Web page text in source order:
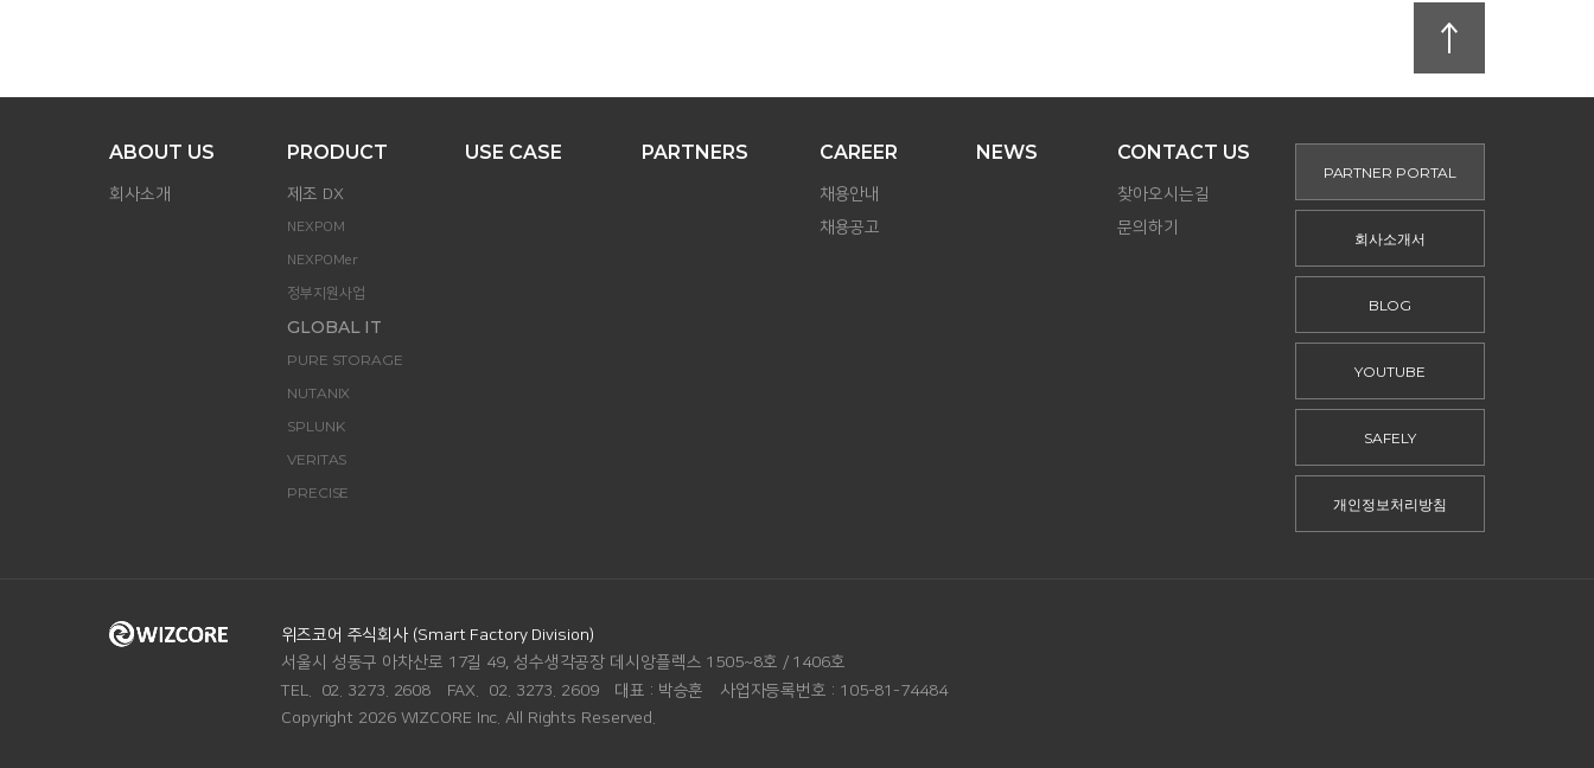
PARTNER PORTAL
회사소개서
BLOG
YOUTUBE
SAFELY
개인정보처리방침
ABOUT US
회사소개
PRODUCT
제조 DX
NEXPOM
NEXPOMer
정부지원사업
GLOBAL IT
PURE STORAGE
NUTANIX
SPLUNK
VERITAS
PRECISE
USE CASE PARTNERS CAREER
채용안내
채용공고
NEWS CONTACT US
찾아오시는길
문의하기
위즈코어 주식회사 (Smart Factory Division)
ADDRESS.
서울시 성동구 아차산로 17길 49, 성수생각공장 데시앙플렉스 1505~8호 / 1406호
TEL.
02. 3273. 2608 FAX. 02. 3273. 2609 대표 : 박승훈 사업자등록번호 : 105-81-74484
Copyright 2026 WIZCORE Inc. All Rights Reserved.